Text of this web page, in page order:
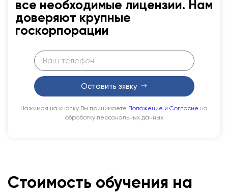
все необходимые лицензии. Нам
доверяют крупные
госкорпорации
Оставить зявку
Нажимая на кнопку Вы принимаете Положение и Согласие на
обработку персональных данных
Стоимость обучения на